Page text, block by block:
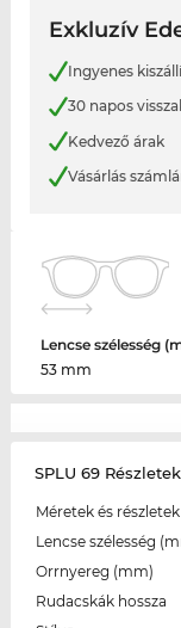
Exkluzív
Ingyenes
30 napos
Kedvező árak
Vásárlás
Lencse szélesség
53 mm
SPLU 69 Részletek
Méretek és részletek
Lencse szélesség
Orrnyereg (mm)
Rudacskák hossza